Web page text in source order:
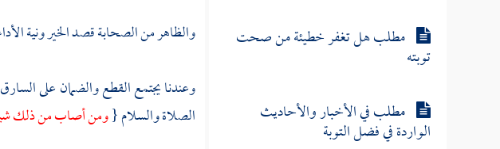
مطلب هل تغفر خطيئة من صحت
توبته
مطلب في الأخبار والأحاديث
الواردة في فضل التوبة
والظاهر من الصحابة قصد الخير ونية
وعندنا يجتمع القطع والضمان على
الصلاة والسلام {ومن أصاب من ذلك